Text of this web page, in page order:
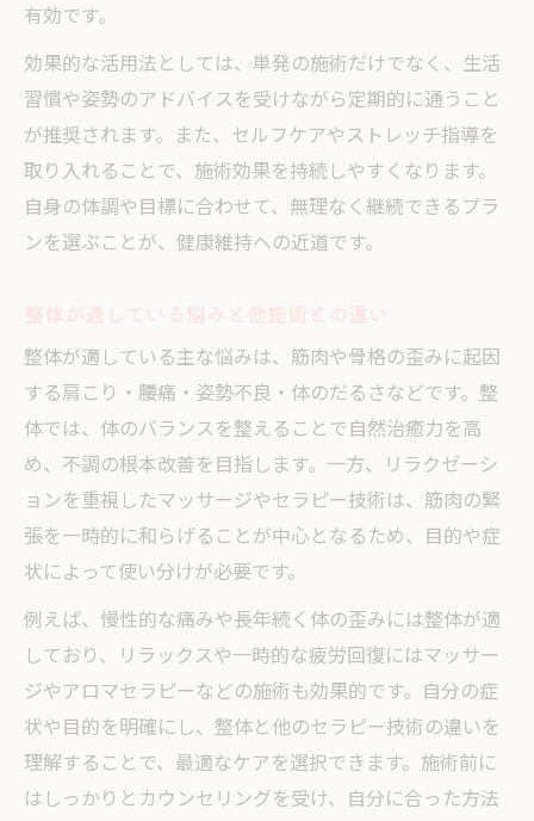
有効です。
効果的な活用法としては、単発の施術だけでなく、生活
習慣や姿勢のアドバイスを受けながら定期的に通うこと
が推奨されます。また、セルフケアやストレッチ指導を
取り入れることで、施術効果を持続しやすくなります。
自身の体調や目標に合わせて、無理なく継続できるプラ
ンを選ぶことが、健康維持への近道です。
整体が適している主な悩みは、筋肉や骨格の歪みに起因
する肩こり・腰痛・姿勢不良・体のだるさなどです。整
体では、体のバランスを整えることで自然治癒力を高
め、不調の根本改善を目指します。一方、リラクゼーシ
ョンを重視したマッサージやセラピー技術は、筋肉の緊
張を一時的に和らげることが中心となるため、目的や症
状によって使い分けが必要です。
例えば、慢性的な痛みや長年続く体の歪みには整体が適
しており、リラックスや一時的な疲労回復にはマッサー
ジやアロマセラピーなどの施術も効果的です。自分の症
状や目的を明確にし、整体と他のセラピー技術の違いを
理解することで、最適なケアを選択できます。施術前に
はしっかりとカウンセリングを受け、自分に合った方法